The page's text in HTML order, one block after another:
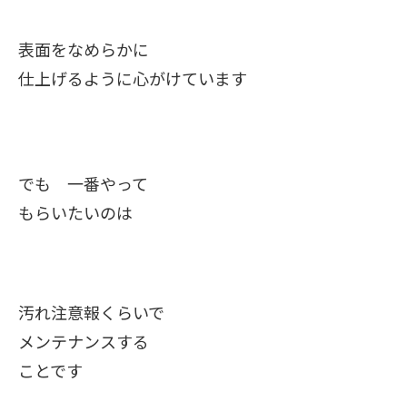
表面をなめらかに
仕上げるように心がけています
でも 一番やって
もらいたいのは
汚れ注意報くらいで
メンテナンスする
ことです